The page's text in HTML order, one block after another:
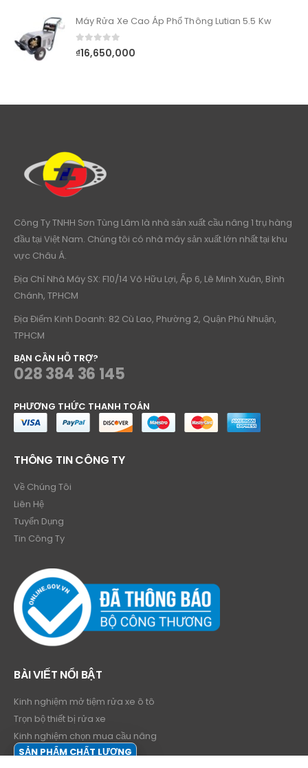
Máy Rửa Xe Cao Áp Phổ Thông Lutian 5.5 Kw
0out of 5
₫16,650,000
Công Ty TNHH Sơn Tùng Lâm là nhà sản xuất cầu nâng 1 trụ hàng
đầu tại Việt Nam. Chúng tôi có nhà máy sản xuất lớn nhất tại khu
vực Châu Á.
Địa Chỉ Nhà Máy SX: F10/14 Võ Hữu Lợi, Ấp 6, Lê Minh Xuân, Bình
Chánh, TPHCM
Địa Điểm Kinh Doanh: 82 Cù Lao, Phường 2, Quận Phú Nhuận,
TPHCM
BẠN CẦN HỖ TRỢ?
028 384 36 145
PHƯƠNG THỨC THANH TOÁN
THÔNG TIN CÔNG TY
Về Chúng Tôi
Liên Hệ
Tuyển Dụng
Tin Công Ty
BÀI VIẾT NỔI BẬT
Kinh nghiệm mở tiệm rửa xe ô tô
Trọn bộ thiết bị rửa xe
Kinh nghiệm chọn mua cầu nâng
SẢN PHẨM CHẤT LƯỢNG